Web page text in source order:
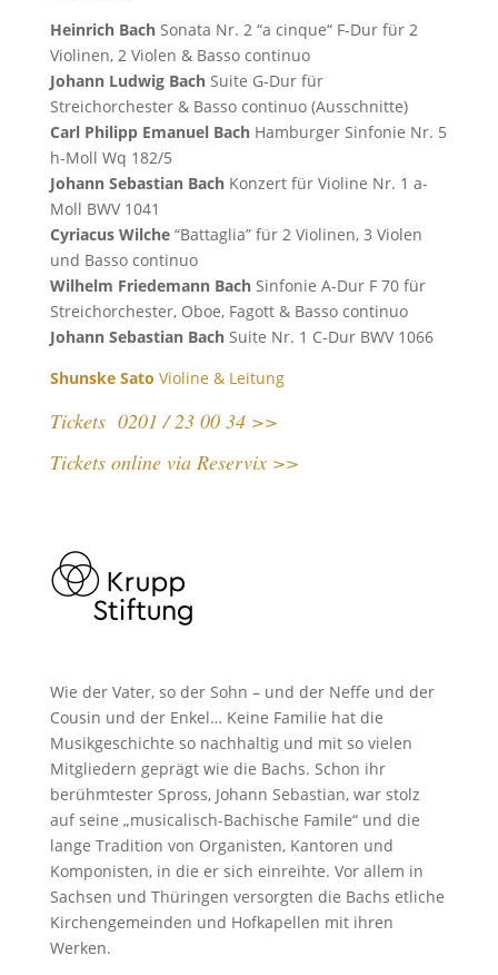
Heinrich BachSonata Nr. 2 “a cinque“ F-Dur für 2
Violinen, 2 Violen & Basso continuo
Johann Ludwig BachSuite G-Dur für
Streichorchester & Basso continuo (Ausschnitte)
Carl Philipp Emanuel BachHamburger Sinfonie Nr. 5
h-Moll Wq 182/5
Johann Sebastian BachKonzert für Violine Nr. 1 a-
Moll BWV 1041
Cyriacus Wilche“Battaglia” für 2 Violinen, 3 Violen
und Basso continuo
Wilhelm Friedemann BachSinfonie A-Dur F 70 für
Streichorchester, Oboe, Fagott & Basso continuo
Johann Sebastian BachSuite Nr. 1 C-Dur BWV 1066
Shunske Sato Violine & Leitung
Tickets 0201 / 23 00 34 >>
Tickets online via Reservix >>
Wie der Vater, so der Sohn – und der Neffe und der
Cousin und der Enkel… Keine Familie hat die
Musikgeschichte so nachhaltig und mit so vielen
Mitgliedern geprägt wie die Bachs. Schon ihr
berühmtester Spross, Johann Sebastian, war stolz
auf seine „musicalisch-Bachische Famile“ und die
lange Tradition von Organisten, Kantoren und
Komponisten, in die er sich einreihte. Vor allem in
Sachsen und Thüringen versorgten die Bachs etliche
Kirchengemeinden und Hofkapellen mit ihren
Werken.